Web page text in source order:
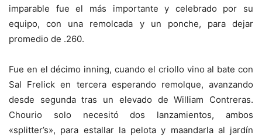
imparable fue el más importante y celebrado por su
equipo, con una remolcada y un ponche, para dejar
promedio de .260.
Fue en el décimo inning, cuando el criollo vino al bate con
Sal Frelick en tercera esperando remolque, avanzando
desde segunda tras un elevado de William Contreras.
Chourio solo necesitó dos lanzamientos, ambos
«splitter’s», para estallar la pelota y maandarla al jardín